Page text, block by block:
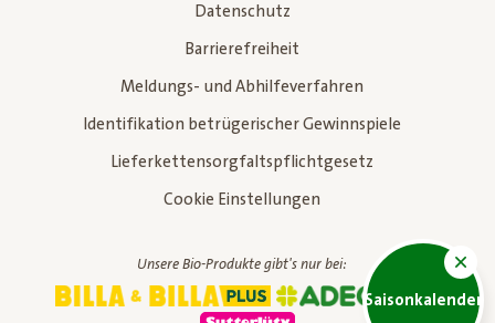
Saisonkalender
Datenschutz
Barrierefreiheit
Meldungs- und Abhilfeverfahren
Identifikation betrügerischer Gewinnspiele
Lieferkettensorgfaltspflichtgesetz
Cookie Einstellungen
Unsere Bio-Produkte gibt's nur bei: